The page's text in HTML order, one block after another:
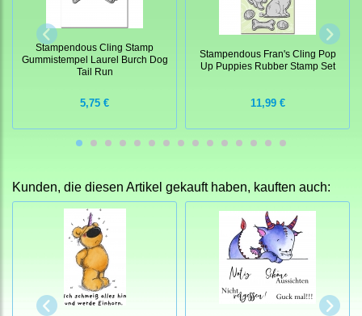
Stampendous Cling Stamp
Gummistempel Laurel Burch Dog
Tail Run
5,75 €
Stampendous Fran's Cling Pop
Up Puppies Rubber Stamp Set
11,99 €
Kunden, die diesen Artikel gekauft haben, kauften auch: